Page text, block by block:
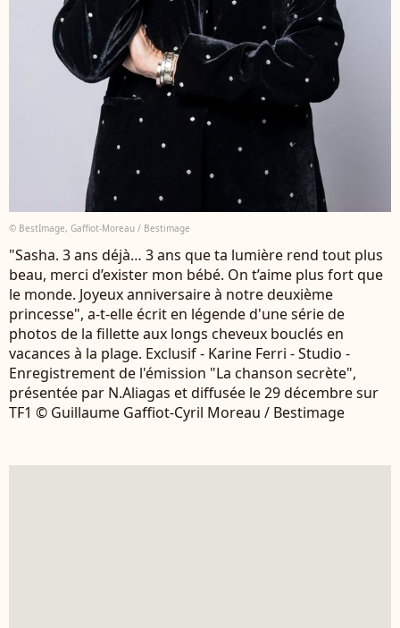
© BestImage, Gaffiot-Moreau / Bestimage
"Sasha. 3 ans déjà… 3 ans que ta lumière rend tout plus
beau, merci d’exister mon bébé. On t’aime plus fort que
le monde. Joyeux anniversaire à notre deuxième
princesse", a-t-elle écrit en légende d'une série de
photos de la fillette aux longs cheveux bouclés en
vacances à la plage. Exclusif - Karine Ferri - Studio -
Enregistrement de l'émission "La chanson secrète",
présentée par N.Aliagas et diffusée le 29 décembre sur
TF1 © Guillaume Gaffiot-Cyril Moreau / Bestimage